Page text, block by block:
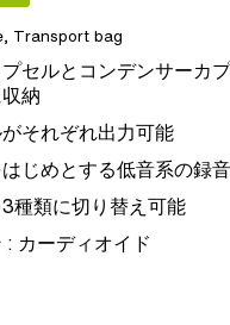
セルとコンデンサーカ
納
それぞれ出力可能
じめとする低音系の録
種類に切り替え可能
カーディオイド
, Transport bag